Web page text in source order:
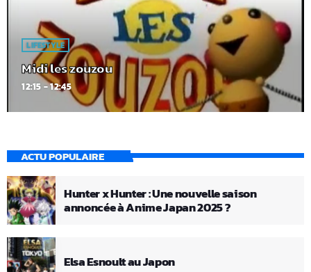
LIFESTYLE
Midi les zouzou
12:15 - 12:45
ACTU POPULAIRE
Hunter x Hunter : Une nouvelle saison
annoncée à Anime Japan 2025 ?
Elsa Esnoult au Japon